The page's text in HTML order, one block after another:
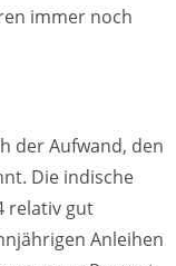
immer noch
der Aufwand, den
Die indische
relativ gut
Anleihen